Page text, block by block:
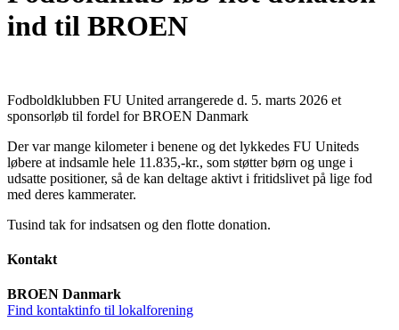
ind til BROEN
Fodboldklubben FU United arrangerede d. 5. marts 2026 et
sponsorløb til fordel for BROEN Danmark
Der var mange kilometer i benene og det lykkedes FU Uniteds
løbere at indsamle hele 11.835,-kr., som støtter børn og unge i
udsatte positioner, så de kan deltage aktivt i fritidslivet på lige fod
med deres kammerater.
Tusind tak for indsatsen og den flotte donation.
Kontakt
BROEN Danmark
Find kontaktinfo til lokalforening